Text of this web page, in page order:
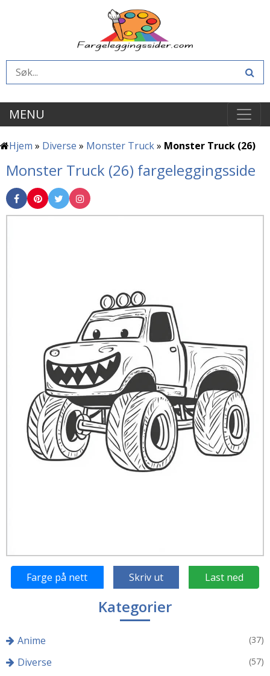
MENU
Hjem » Diverse » Monster Truck» Monster Truck (26)
Monster Truck (26) fargeleggingsside
Farge på nett Skriv ut Last ned
Kategorier
Anime (37)
Diverse (57)